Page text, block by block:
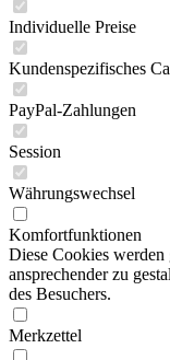
Individuelle Preise
Kundenspezifisches
PayPal-Zahlungen
Session
Währungswechsel
Komfortfunktionen
Diese Cookies werden
ansprechender zu
des Besuchers.
Merkzettel